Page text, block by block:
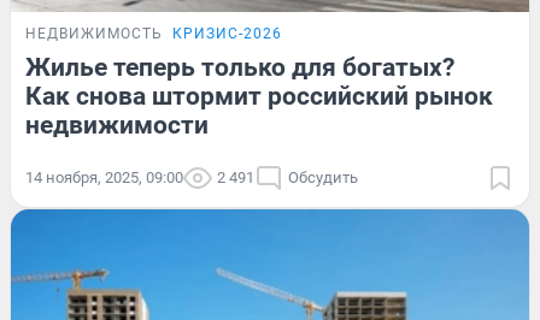
НЕДВИЖИМОСТЬ КРИЗИС-2026
Жилье теперь только для богатых?
Как снова штормит российский рынок
недвижимости
14 ноября, 2025, 09:00 2 491 Обсудить